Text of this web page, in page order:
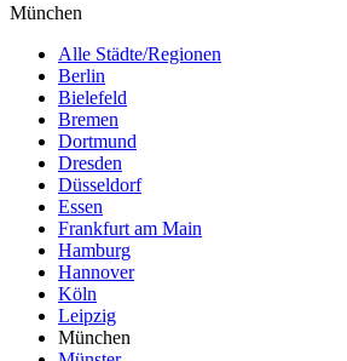
München
Alle Städte/Regionen
Berlin
Bielefeld
Bremen
Dortmund
Dresden
Düsseldorf
Essen
Frankfurt am Main
Hamburg
Hannover
Köln
Leipzig
München